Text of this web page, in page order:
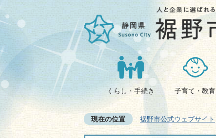
くらし・手続き 子育て・教育
現在の位置 裾野市公式ウェブサイト